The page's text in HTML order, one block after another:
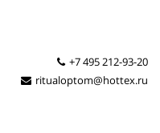
+7 495 212-93-20
ritualoptom@hottex.ru